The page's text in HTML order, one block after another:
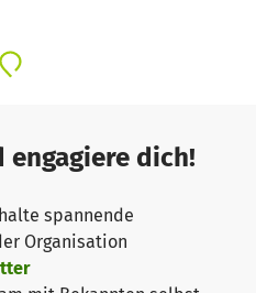
Holstein wurden über
zu nutzen. Dabei
Hauptaufgabe unserer
das Moor! Ohne Wasser
und das klimaschädliche
dich!
spannende
Organisation